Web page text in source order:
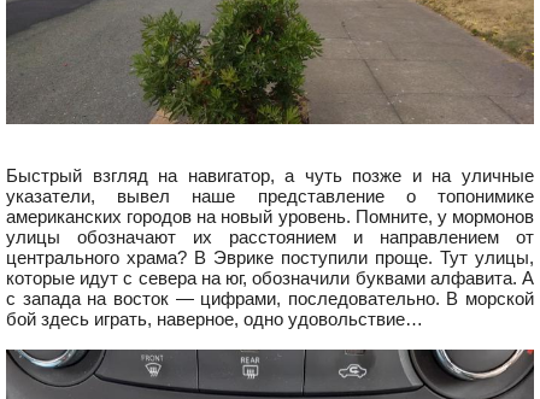
Быстрый взгляд на навигатор, а чуть позже и на уличные
указатели, вывел наше представление о топонимике
американских городов на новый уровень. Помните, у мормонов
улицы обозначают их расстоянием и направлением от
центрального храма? В Эврике поступили проще. Тут улицы,
которые идут с севера на юг, обозначили буквами алфавита. А
с запада на восток — цифрами, последовательно. В морской
бой здесь играть, наверное, одно удовольствие…